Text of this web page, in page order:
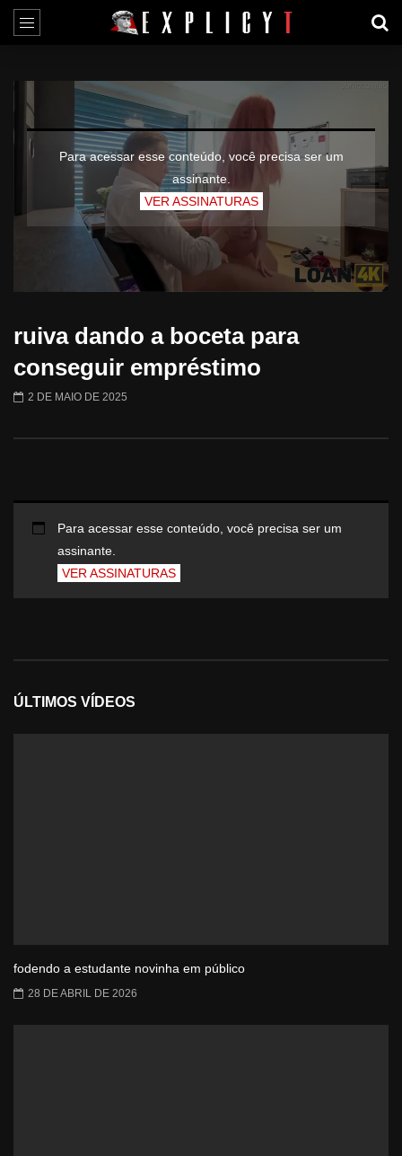
Para acessar esse conteúdo, você precisa ser um
assinante.
VER ASSINATURAS
ruiva dando a boceta para
conseguir empréstimo
2 DE MAIO DE 2025
Para acessar esse conteúdo, você precisa ser um
assinante.
VER ASSINATURAS
ÚLTIMOS VÍDEOS
fodendo a estudante novinha em público
28 DE ABRIL DE 2026